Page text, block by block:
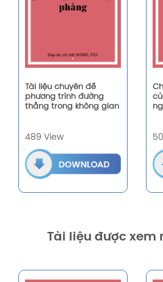
Tài liệu chuyên đề
phương trình đường
thẳng trong không gian
489 View
Tài liệu được xem